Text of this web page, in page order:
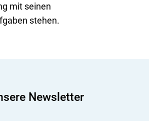
mit seinen
stehen.
Newsletter